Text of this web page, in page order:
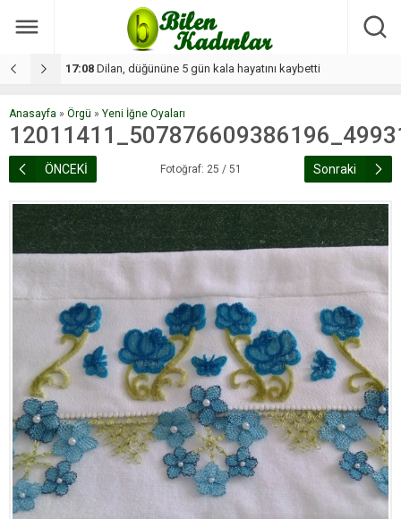
17:08 Dilan, düğününe 5 gün kala hayatını kaybetti
Anasayfa » Örgü » Yeni İğne Oyaları
ÖNCEKİ Fotoğraf: 25 / 51 Sonraki